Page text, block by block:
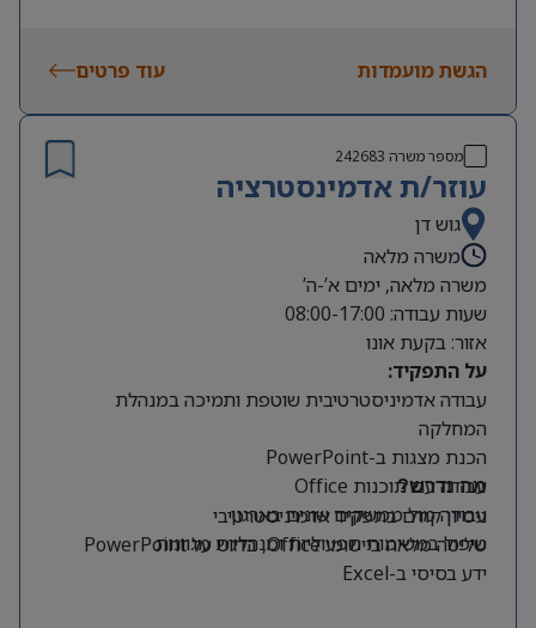
הגשת מועמדות עוד פרטים
מספר משרה 242683
עוזר/ת אדמינסטרציה
גוש דן
משרה מלאה
משרה מלאה, ימים א’-ה’
שעות עבודה: 08:00-17:00
אזור: בקעת אונו
על התפקיד:
עבודה אדמיניסטרטיבית שוטפת ותמיכה במנהלת
המחלקה
הכנת מצגות ב-PowerPoint
עבודה עם תוכנות Office
עבודה מול ממשקים שונים בארגון
טיפול במשימות תפעוליות ומנהליות מגוונות
מה נדרש?
ניסיון קודם בתפקיד אדמיניסטרטיבי
שליטה מלאה ביישומי Office, בדגש על PowerPoint
ידע בסיסי ב-Excel